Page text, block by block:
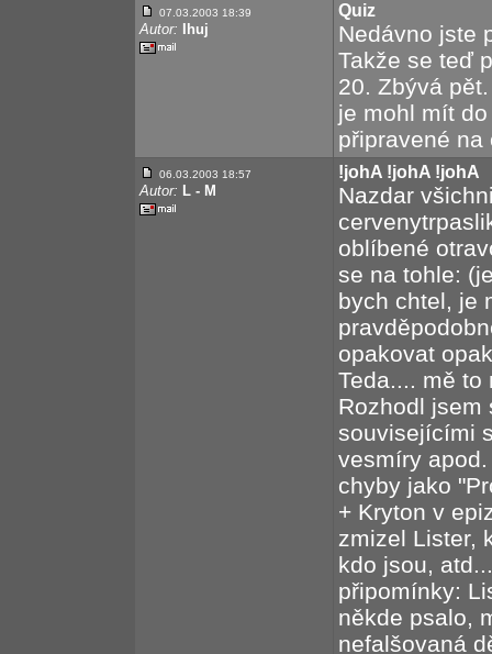
07.03.2003 18:39
Autor: Ihuj
Quiz
Nedávno jste
Takže se teď
20. Zbývá
je mohl mít
připravené
06.03.2003 18:57
Autor: L - M
!johA !johA !johA
Nazdar
oblíbené
se na tohle:
bych chtel, je
opakovat
Teda.... mě to
Rozhodl jsem
souvisejícími
vesmíry
chyby jako
+ Kryton v
zmizel Lister,
kdo jsou,
připomínky:
někde psalo,
nefalšovaná